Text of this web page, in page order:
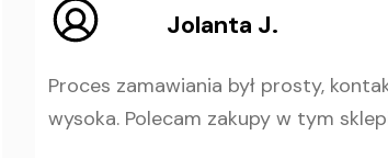
Jolanta J.
Proces zamawiania był prosty,
wysoka. Polecam zakupy w tym